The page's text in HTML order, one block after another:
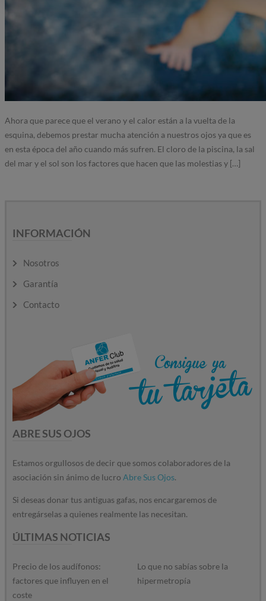
Ahora que parece que el verano y el calor están a la vuelta de la
esquina, debemos prestar mucha atención a nuestros ojos ya que es
en esta época del año cuando más sufren. El cloro de la piscina, la sal
del mar y el sol son los factores que hacen que las molestias y […]
INFORMACIÓN
Nosotros
Garantía
Contacto
ABRE SUS OJOS
Estamos orgullosos de decir que somos colaboradores de la
asociación sin ánimo de lucro Abre Sus Ojos.
Si deseas donar tus antiguas gafas, nos encargaremos de
entregárselas a quienes realmente las necesitan.
ÚLTIMAS NOTICIAS
Precio de los audífonos:
factores que influyen en el
coste
Lo que no sabías sobre la
hipermetropía